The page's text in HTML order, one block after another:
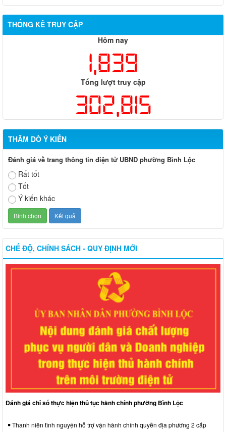
THỐNG KÊ TRUY CẬP
Hôm nay
1,839
Tổng lượt truy cập
302,815
THĂM DÒ Ý KIẾN
Đánh giá về trang thông tin điện tử UBND phường Bình Lộc
Rất tốt
Tốt
Ý kiến khác
CHẾ ĐỘ, CHÍNH SÁCH - QUY ĐỊNH MỚI
Đánh giá chỉ số thực hiện thủ tục hành chính phường Bình Lộc
Thanh niên tình nguyện hỗ trợ vận hành chính quyền địa phương 2 cấp